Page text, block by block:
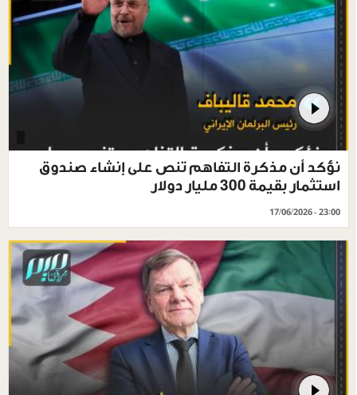
نؤكد أن مذكرة التفاهم تنص على إنشاء صندوق
استثمار بقيمة 300 مليار دولار
17/06/2026 - 23:00